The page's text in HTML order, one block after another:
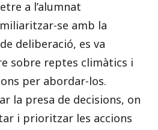
a l’alumnat
se amb la
deliberació, es va
sobre reptes climàtics i
per abordar-los.
la presa de decisions, on
i prioritzar les accions